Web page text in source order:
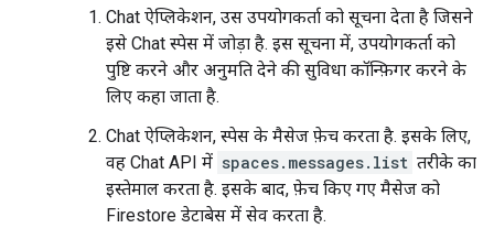
Chat ऐप्लिकेशन, उस उपयोगकर्ता को सूचना देता है जिसने
इसे Chat स्पेस में जोड़ा है. इस सूचना में, उपयोगकर्ता को
पुष्टि करने और अनुमति देने की सुविधा कॉन्फ़िगर करने के
लिए कहा जाता है.
Chat ऐप्लिकेशन, स्पेस के मैसेज फ़ेच करता है. इसके लिए,
वह Chat API में spaces.messages.list तरीके का
इस्तेमाल करता है. इसके बाद, फ़ेच किए गए मैसेज को
Firestore डेटाबेस में सेव करता है.